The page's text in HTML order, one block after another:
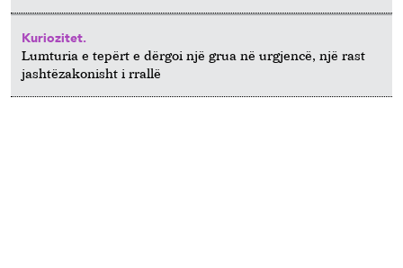
Kuriozitet.
Lumturia e tepërt e dërgoi një grua në urgjencë, një rast
jashtëzakonisht i rrallë